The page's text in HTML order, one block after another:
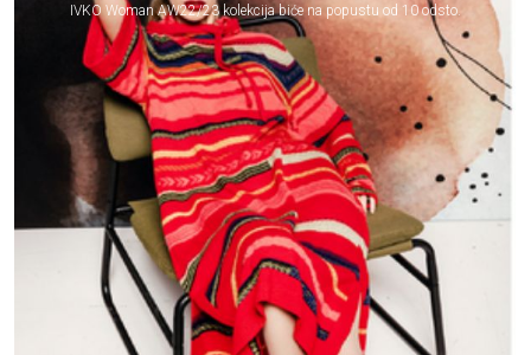
IVKO Woman AW22/23 kolekcija biće na popustu od 10 odsto.